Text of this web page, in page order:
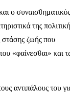
ο συναισθηματικός
της
στάσης ζωής που
«φαίνεσθαι» και
αντιπάλους του